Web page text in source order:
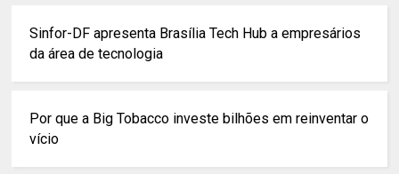
Sinfor-DF apresenta Brasília Tech Hub a empresários
da área de tecnologia
Por que a Big Tobacco investe bilhões em reinventar o
vício